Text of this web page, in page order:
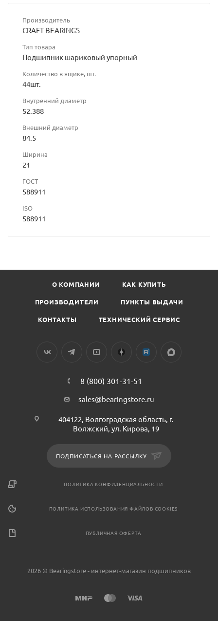
Производитель
CRAFT BEARINGS
Тип товара
Подшипник шариковый упорный
Количество в ящике, шт.
44шт.
Внутренний диаметр
52.388
Внешний диаметр
84.5
Ширина
21
ГОСТ
588911
ISO
588911
О КОМПАНИИ КАК КУПИТЬ
ПРОИЗВОДИТЕЛИ ПУНКТЫ ВЫДАЧИ
КОНТАКТЫ ТЕХНИЧЕСКИЙ СЕРВИС
8 (800) 301-31-51
sales@bearingstore.ru
404122, Волгоградская область, г.
Волжский, ул. Кирова, 19
ПОДПИСАТЬСЯ НА РАССЫЛКУ
ПОЛИТИКА КОНФИДЕНЦИАЛЬНОСТИ
ПОЛИТИКА ИСПОЛЬЗОВАНИЯ ФАЙЛОВ COOKIES
ПУБЛИЧНАЯ ОФЕРТА
2026 © Bearingstore - интернет-магазин подшипников